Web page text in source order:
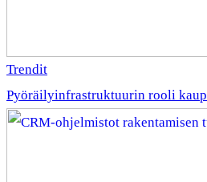
Trendit
Pyöräilyinfrastruktuurin rooli